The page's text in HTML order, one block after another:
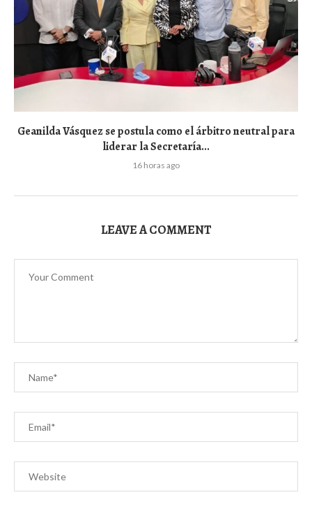
Geanilda Vásquez se postula como el árbitro neutral para
liderar la Secretaría...
16 horas ago
LEAVE A COMMENT